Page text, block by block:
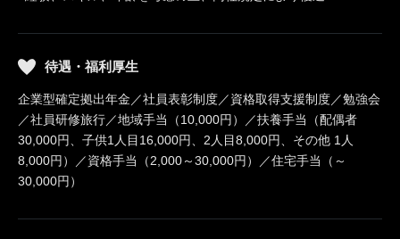
待遇・福利厚生
企業型確定拠出年金／社員表彰制度／資格取得支援制度／勉強会
／社員研修旅行／地域手当（10,000円）／扶養手当（配偶者
30,000円、子供1人目16,000円、2人目8,000円、その他 1人
8,000円）／資格手当（2,000～30,000円）／住宅手当（～
30,000円）